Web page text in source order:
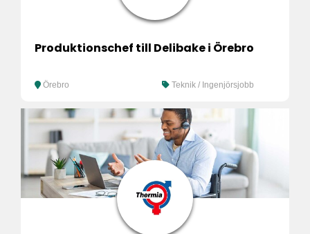
Produktionschef till Delibake i Örebro
Örebro Teknik / Ingenjörsjobb